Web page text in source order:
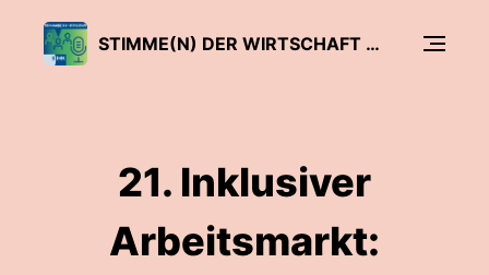
STIMME(N) DER WIRTSCHAFT - DER SIHK PODCAST
21. Inklusiver
Arbeitsmarkt: